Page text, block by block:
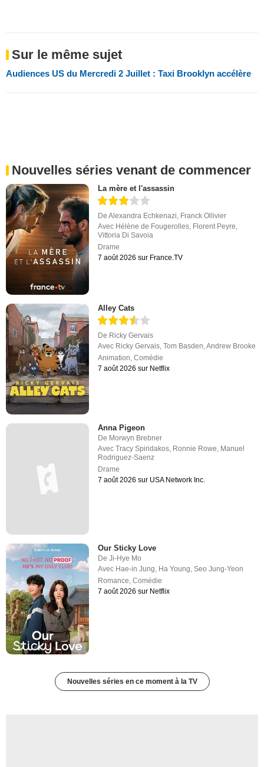
Sur le même sujet
Audiences US du Mercredi 2 Juillet : Taxi Brooklyn accélère
Nouvelles séries venant de commencer
La mère et l'assassin
DeAlexandra Echkenazi Franck Ollivier
Avec Hélène de Fougerolles Florent Peyre
Vittoria Di Savoia
Drame
7 août 2026 sur France.TV
Alley Cats
De Ricky Gervais
Avec Ricky Gervais,Tom Basden,Andrew Brooke
Animation,Comédie
7 août 2026 sur Netflix
Anna Pigeon
De Morwyn Brebner
AvecTracy Spiridakos, Ronnie Rowe, Manuel
Rodriguez-Saenz
Drame
7 août 2026 sur USA Network Inc.
Our Sticky Love
DeJi-Hye Mo
Avec Hae-in Jung Ha Young ,Seo Jung-Yeon
Romance ,Comédie
7 août 2026 sur Netflix
Nouvelles séries en ce moment à la TV